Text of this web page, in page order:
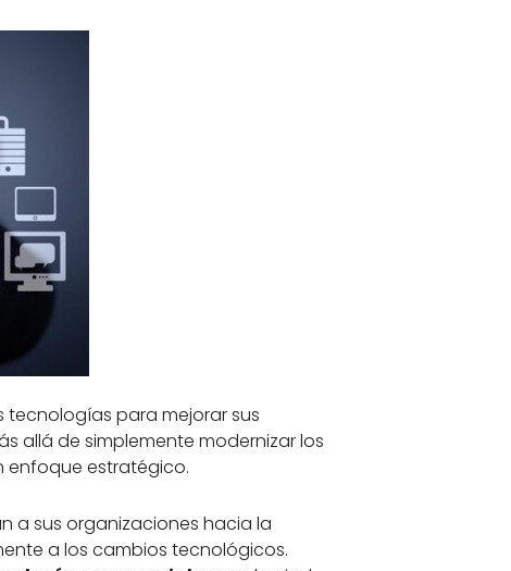
para mejorar sus
allá de simplemente modernizar los
enfoque estratégico.
a sus organizaciones hacia la
a los cambios tecnológicos.